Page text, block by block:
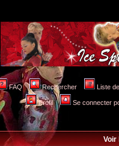
FAQ Rechercher Liste
Profil Se connecter
Voir